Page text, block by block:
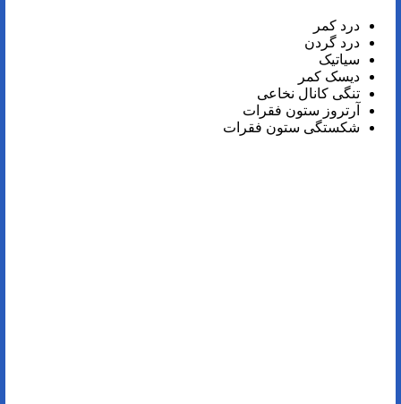
درد کمر
درد گردن
سیاتیک
دیسک کمر
تنگی کانال نخاعی
آرتروز ستون فقرات
شکستگی ستون فقرات